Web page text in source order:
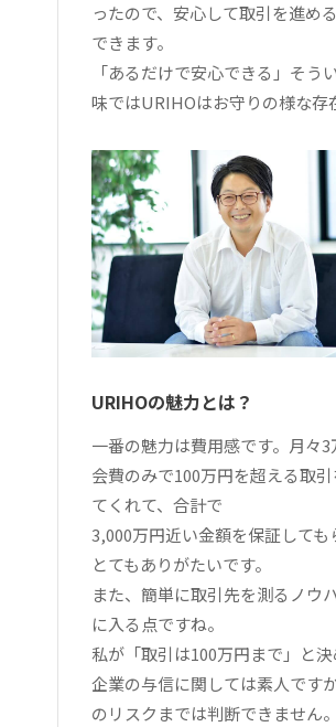
ったので、安心して取引を進め
できます。
「あるだけで安心できる」そう
味ではURIHOはお守りの様な存
URIHOの魅力とは？
一番の魅力は費用感です。月々3
会費のみで100万円を超える取
てくれて、合計で
3,000万円近い金額を保証しても
とてもありがたいです。
また、簡単に取引先を測るノウ
に入る点ですね。
私が「取引は100万円まで」と決
企業の与信に関しては素人です
のリスクまでは判断できません